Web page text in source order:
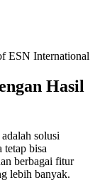
ESN International
Hasil
adalah solusi
bisa
berbagai fitur
lebih banyak.